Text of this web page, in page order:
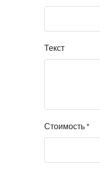
Текст
Стоимость *